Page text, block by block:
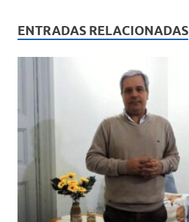
s
A
b
p
ENTRADAS RELACIONADAS